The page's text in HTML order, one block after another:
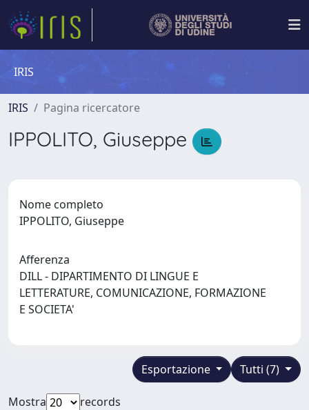
IRIS
IRIS Pagina ricercatore
IPPOLITO, Giuseppe
Nome completo
IPPOLITO, Giuseppe
Afferenza
DILL - DIPARTIMENTO DI LINGUE E
LETTERATURE, COMUNICAZIONE, FORMAZIONE
E SOCIETA'
Tutti (7)
Esportazione
Mostra
records